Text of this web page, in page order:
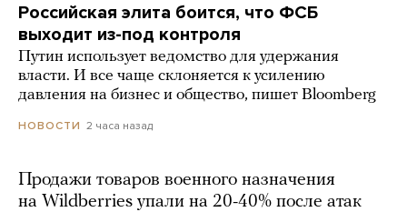
Российская элита боится, что ФСБ
выходит из-под контроля
Путин использует ведомство для удержания
власти. И все чаще склоняется к усилению
давления на бизнес и общество, пишет Bloomberg
НОВОСТИ 2 часа назад
Продажи товаров военного назначения
на Wildberries упали на 20-40% после атак